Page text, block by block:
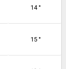
14 °
15 °